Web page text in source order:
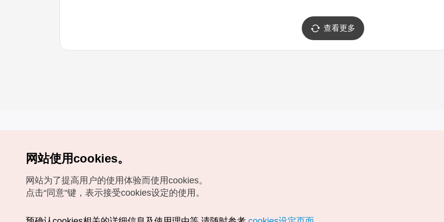
查看更多
数字图书 / 电子书
如有相关疑问或建议，欢迎来信。VISITKOREA官方邮箱
chnsim@knto.or.kr
网站使用cookies。
网站为了提高用户的使用体验而使用cookies。
点击“同意"键，表示接受cookies设定的使用。